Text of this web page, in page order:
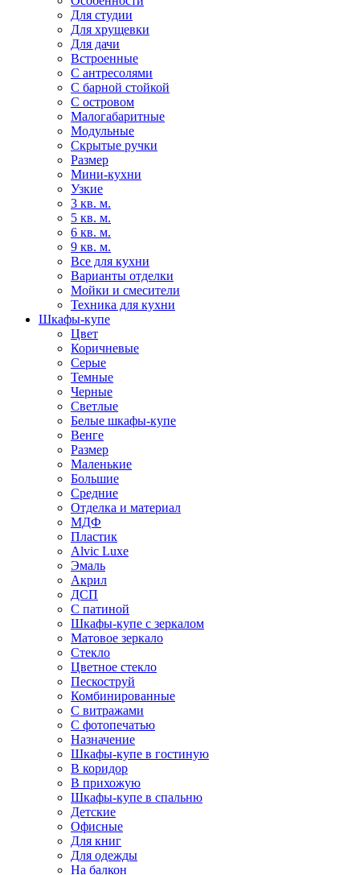
Для студии
Для хрущевки
Для дачи
Встроенные
С антресолями
С барной стойкой
С островом
Малогабаритные
Модульные
Скрытые ручки
Размер
Мини-кухни
Узкие
3 кв. м.
5 кв. м.
6 кв. м.
9 кв. м.
Все для кухни
Варианты отделки
Мойки и смесители
Техника для кухни
Шкафы-купе
Цвет
Коричневые
Серые
Темные
Черные
Светлые
Белые шкафы-купе
Венге
Размер
Маленькие
Большие
Средние
Отделка и материал
МДФ
Пластик
Alvic Luxe
Эмаль
Акрил
ДСП
С патиной
Шкафы-купе с зеркалом
Матовое зеркало
Стекло
Цветное стекло
Пескоструй
Комбинированные
С витражами
С фотопечатью
Назначение
Шкафы-купе в гостиную
В коридор
В прихожую
Шкафы-купе в спальню
Детские
Офисные
Для книг
Для одежды
На балкон